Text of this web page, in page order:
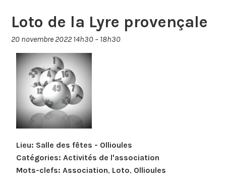
Loto de la Lyre provençale
20 novembre 2022 14h30 – 18h30
Lieu: Salle des fêtes - Ollioules
Catégories: Activités de l'association
Mots-clefs: Association, Loto, Ollioules